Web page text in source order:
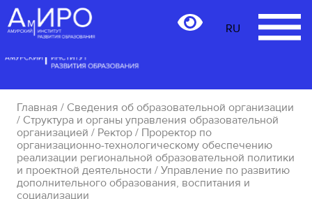
RU
Главная / Сведения об образовательной организации
/ Структура и органы управления образовательной
организацией / Ректор / Проректор по
организационно-технологическому обеспечению
реализации региональной образовательной политики
и проектной деятельности / Управление по развитию
дополнительного образования, воспитания и
социализации